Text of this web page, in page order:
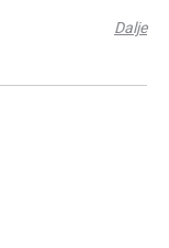
Dalje